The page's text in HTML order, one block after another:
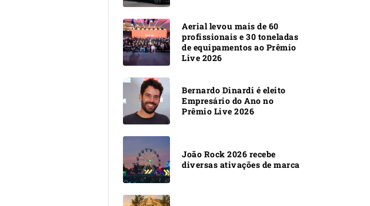
Aerial levou mais de 60
profissionais e 30 toneladas
de equipamentos ao Prêmio
Live 2026
Bernardo Dinardi é eleito
Empresário do Ano no
Prêmio Live 2026
João Rock 2026 recebe
diversas ativações de marca